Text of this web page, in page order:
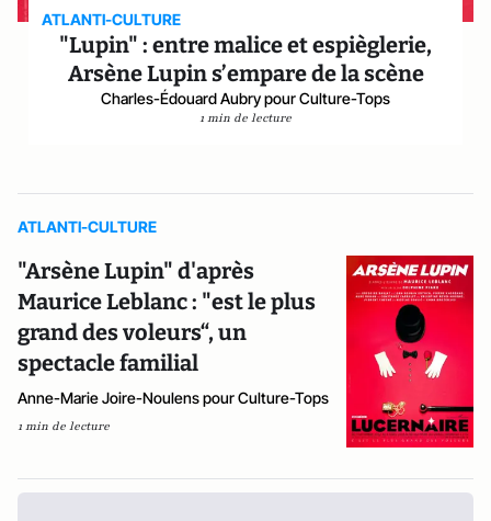
ATLANTI-CULTURE
"Lupin" : entre malice et espièglerie,
Arsène Lupin s’empare de la scène
Charles-Édouard Aubry pour Culture-Tops
1 min de lecture
ATLANTI-CULTURE
"Arsène Lupin" d'après
Maurice Leblanc : "est le plus
grand des voleurs“, un
spectacle familial
Anne-Marie Joire-Noulens pour Culture-Tops
1 min de lecture